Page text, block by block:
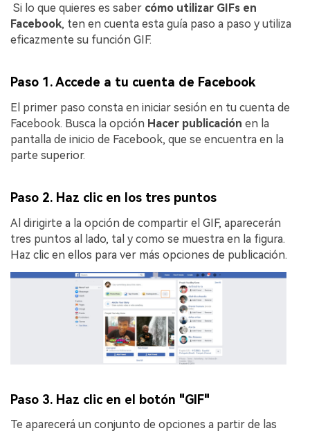
󠀰 Si lo que quieres es saber cómo utilizar GIFs en
Facebook, ten en cuenta esta guía paso a paso y utiliza
eficazmente su función GIF.
Paso 1. Accede a tu cuenta de Facebook
El primer paso consta en iniciar sesión en tu cuenta de
Facebook. Busca la opción Hacer publicación en la
pantalla de inicio de Facebook, que se encuentra en la
parte superior.
Paso 2. Haz clic en los tres puntos
Al dirigirte a la opción de compartir el GIF, aparecerán
tres puntos al lado, tal y como se muestra en la figura.
Haz clic en ellos para ver más opciones de publicación.
Paso 3. Haz clic en el botón "GIF"
Te aparecerá un conjunto de opciones a partir de las